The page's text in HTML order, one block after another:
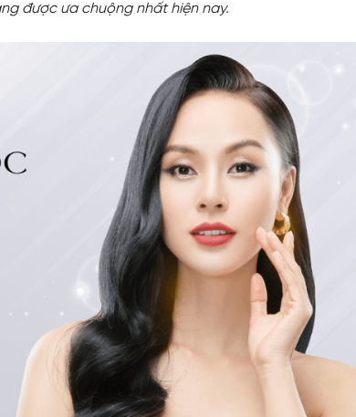
được ưa chuộng nhất hiện nay.